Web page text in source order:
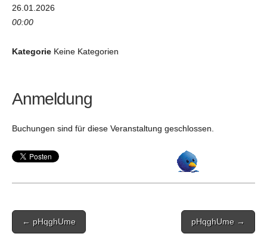
26.01.2026
00:00
Kategorie Keine Kategorien
Anmeldung
Buchungen sind für diese Veranstaltung geschlossen.
Post
navigation
← pHqghUme pHqghUme →